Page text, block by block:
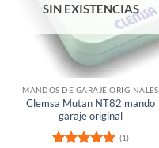
SIN EXISTENCIAS
MANDOS DE GARAJE ORIGINALES
Clemsa Mutan NT82 mando
garaje original
(1)